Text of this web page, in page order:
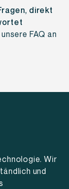
direkt
FAQ an
Wir
und